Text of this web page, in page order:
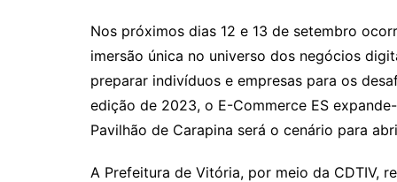
at
s
A
p
p
c
e
b
o
o
k
itt
er
ai
l
Nos próximos dias 12 e 13 de setembro
imersão única no universo dos negócios
preparar indivíduos e empresas para os
edição de 2023, o E-Commerce ES
Pavilhão de Carapina será o cenário para
A Prefeitura de Vitória, por meio da CDTIV,